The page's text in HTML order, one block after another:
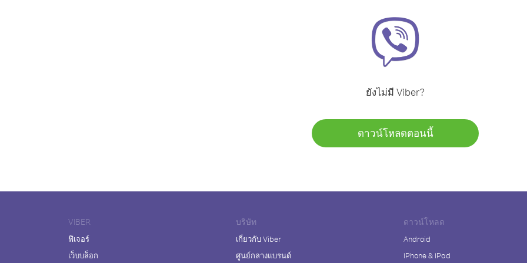
ยังไม่มี Viber?
ดาวน์โหลดตอนนี้
VIBER
ฟีเจอร์
เว็บบล็อก
บริษัท
เกี่ยวกับ Viber
ศูนย์กลางแบรนด์
ดาวน์โหลด
Android
iPhone & iPad